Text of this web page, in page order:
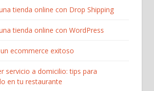
tienda online con Drop Shipping
tienda online con WordPress
ecommerce exitoso
servicio a domicilio: tips para
en tu restaurante